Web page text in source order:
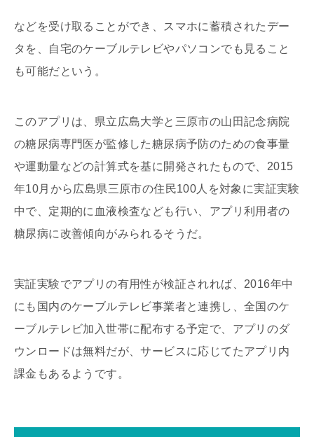
などを受け取ることができ、スマホに蓄積されたデー
タを、自宅のケーブルテレビやパソコンでも見ること
も可能だという。
このアプリは、県立広島大学と三原市の山田記念病院
の糖尿病専門医が監修した糖尿病予防のための食事量
や運動量などの計算式を基に開発されたもので、2015
年10月から広島県三原市の住民100人を対象に実証実験
中で、定期的に血液検査なども行い、アプリ利用者の
糖尿病に改善傾向がみられるそうだ。
実証実験でアプリの有用性が検証されれば、2016年中
にも国内のケーブルテレビ事業者と連携し、全国のケ
ーブルテレビ加入世帯に配布する予定で、アプリのダ
ウンロードは無料だが、サービスに応じてたアプリ内
課金もあるようです。